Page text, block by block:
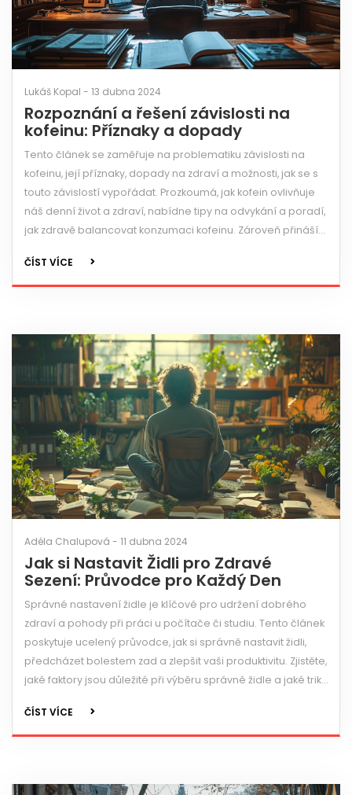
Lukáš Kopal - 13 dubna 2024
Rozpoznání a řešení závislosti na
kofeinu: Příznaky a dopady
Tento článek se zaměřuje na problematiku závislosti na
kofeinu, její příznaky, dopady na zdraví a možnosti, jak se s
touto závislostí vypořádat. Prozkoumá, jak kofein ovlivňuje
náš denní život a zdraví, nabídne tipy na odvykání a poradí,
jak zdravě balancovat konzumaci kofeinu. Zároveň přináší
ČÍST VÍCE
Adéla Chalupová - 11 dubna 2024
Jak si Nastavit Židli pro Zdravé
Sezení: Průvodce pro Každý Den
Správné nastavení židle je klíčové pro udržení dobrého
zdraví a pohody při práci u počítače či studiu. Tento článek
poskytuje ucelený průvodce, jak si správně nastavit židli,
předcházet bolestem zad a zlepšit vaši produktivitu. Zjistěte,
jaké faktory jsou důležité při výběru správné židle a jaké triky
ČÍST VÍCE